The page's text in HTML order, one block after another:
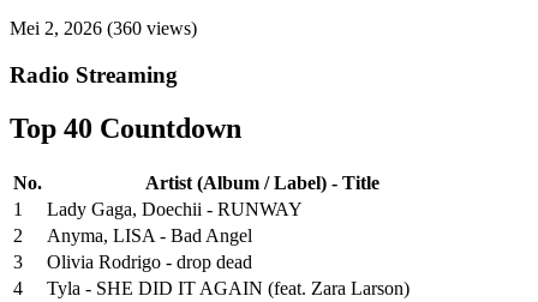
Mei 2, 2026 (360 views)
Radio Streaming
Top 40 Countdown
No.
Artist (Album / Label) - Title
1
Lady Gaga, Doechii - RUNWAY
2
Anyma, LISA - Bad Angel
3
Olivia Rodrigo - drop dead
4
Tyla - SHE DID IT AGAIN (feat. Zara Larson)